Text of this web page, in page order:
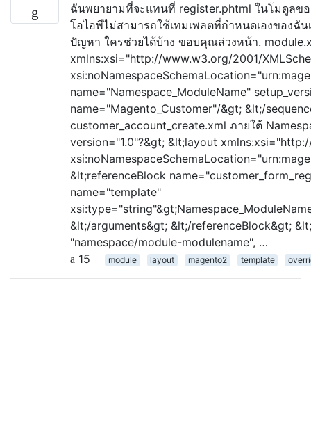
ฉันพยายามที่จะแทนที่ register.phtml ในโมดูลข
โอไอพีไม่สามารถใช้เทมเพลตที่กำหนดเองของ
ปัญหา ใครช่วยได้บ้าง ขอบคุณล่วงหน้า.
xmlns:xsi="http://www.w3.org/2001/
name="Namespace_ModuleName"
name="Magento_Customer"/&gt; &lt;/
customer_account_create.xml ภายใต้
version="1.0"?&gt; &lt;layout
&lt;referenceBlock
name="template"
&lt;/arguments&gt; &lt;/referenceBlock&gt;
"namespace/module-modulename", …
15
module layout magento2 template